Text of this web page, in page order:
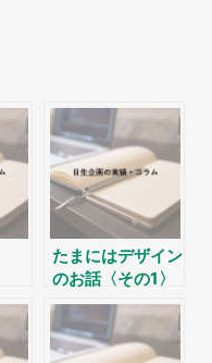
たまにはデザイン
のお話〈その1〉